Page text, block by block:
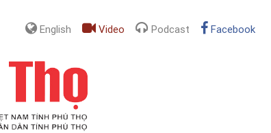
English Video Podcast Facebook